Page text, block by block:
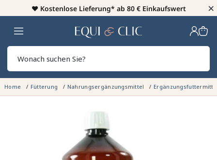
♥️ Kostenlose Lieferung* ab 80 € Einkaufswert ×
Heim
Home Fütterung Nahrungsergänzungsmittel